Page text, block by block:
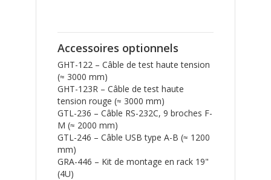
Accessoires optionnels
GHT-122 – Câble de test haute tension
(≈ 3000 mm)
GHT-123R – Câble de test haute
tension rouge (≈ 3000 mm)
GTL-236 – Câble RS-232C, 9 broches F-
M (≈ 2000 mm)
GTL-246 – Câble USB type A-B (≈ 1200
mm)
GRA-446 – Kit de montage en rack 19"
(4U)